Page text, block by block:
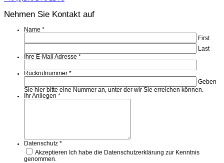
Nehmen Sie Kontakt auf
Name *
First
Last
Ihre E-Mail Adresse *
Rückrufnummer *
Geben
Sie hier bitte eine Nummer an, unter der wir Sie erreichen können.
Ihr Anliegen *
Datenschutz *
Akzeptieren Ich habe die Datenschutzerklärung zur Kenntnis
genommen.